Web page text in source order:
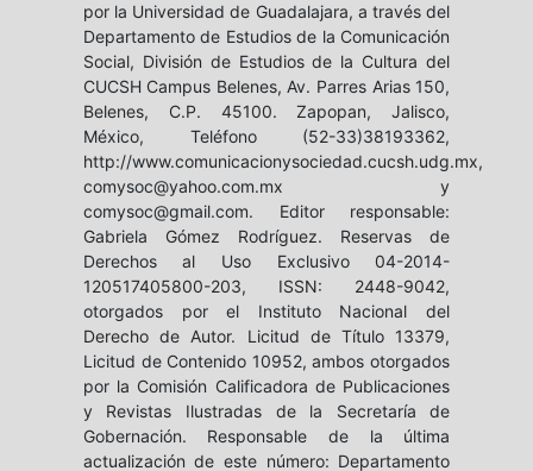
por la Universidad de Guadalajara, a través del
Departamento de Estudios de la Comunicación
Social, División de Estudios de la Cultura del
CUCSH Campus Belenes, Av. Parres Arias 150,
Belenes, C.P. 45100. Zapopan, Jalisco,
México, Teléfono (52-33)38193362,
http://www.comunicacionysociedad.cucsh.udg.mx,
comysoc@yahoo.com.mx y
comysoc@gmail.com. Editor responsable:
Gabriela Gómez Rodríguez. Reservas de
Derechos al Uso Exclusivo 04-2014-
120517405800-203, ISSN: 2448-9042,
otorgados por el Instituto Nacional del
Derecho de Autor. Licitud de Título 13379,
Licitud de Contenido 10952, ambos otorgados
por la Comisión Calificadora de Publicaciones
y Revistas Ilustradas de la Secretaría de
Gobernación. Responsable de la última
actualización de este número: Departamento